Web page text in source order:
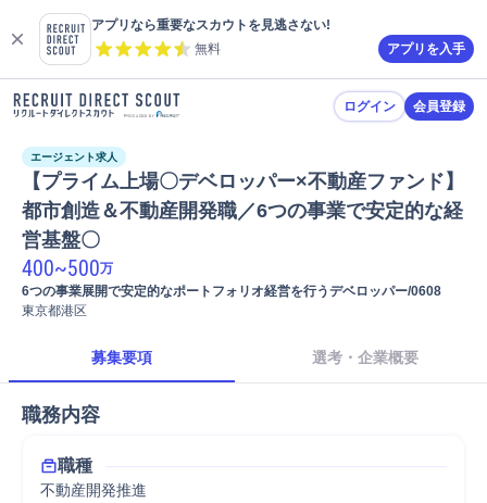
アプリなら重要なスカウトを見逃さない!
無料
アプリを入手
ログイン 会員登録
エージェント求人
【プライム上場〇デベロッパー×不動産ファンド】
都市創造＆不動産開発職／6つの事業で安定的な経
営基盤〇
400~500万
6つの事業展開で安定的なポートフォリオ経営を行うデベロッパー/0608
東京都港区
募集要項 選考・企業概要
職務内容
職種
不動産開発推進